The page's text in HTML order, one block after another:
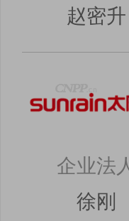
赵密升
企业法
徐刚